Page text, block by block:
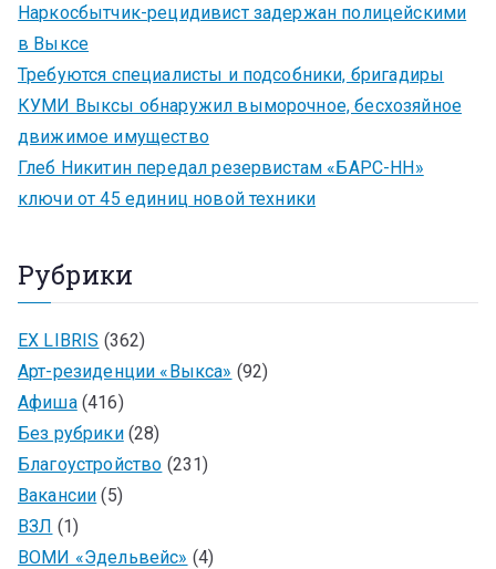
Наркосбытчик-рецидивист задержан полицейскими
в Выксе
Требуются специалисты и подсобники, бригадиры
КУМИ Выксы обнаружил выморочное, бесхозяйное
движимое имущество
Глеб Никитин передал резервистам «БАРС-НН»
ключи от 45 единиц новой техники
Рубрики
EX LIBRIS (362)
Арт-резиденции «Выкса» (92)
Афиша(416)
Без рубрики(28)
Благоустройство (231)
Вакансии (5)
ВЗЛ (1)
ВОМИ «Эдельвейс» (4)